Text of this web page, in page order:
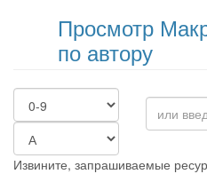
Просмотр
по автору
Извините, запрашиваемые